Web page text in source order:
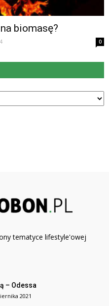
biomasę?
0
tematyce lifestyle'owej
– Odessa
2021